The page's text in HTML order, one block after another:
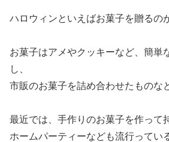
ハロウィンといえばお菓子を贈るの
お菓子はアメやクッキーなど、簡単
し、
市販のお菓子を詰め合わせたものな
最近では、手作りのお菓子を作って
ホームパーティーなども流行ってい